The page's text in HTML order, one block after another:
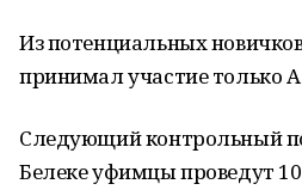
Из потенциальных
принимал участие только
Следующий контрольный
Белеке уфимцы проведут